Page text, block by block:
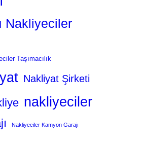
Nakliyeciler
Taşımacılık
Nakliyat Şirketi
nakliyeciler
Nakliyeciler Kamyon Garajı